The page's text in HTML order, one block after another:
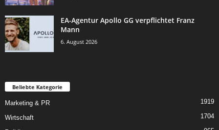
EA-Agentur Apollo GG verpflichtet Franz
Mann
6. August 2026
Beliebte Kategorie
Marketing & PR 1919
Wirtschaft 1704